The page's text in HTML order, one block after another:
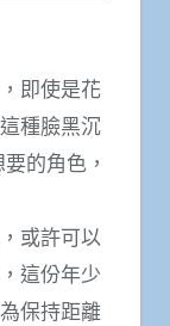
即使是花
種臉黑沉
的角色，
或許可以
這份年少
保持距離